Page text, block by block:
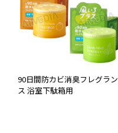
90日間防カビ消臭フレグラン
ス 浴室下駄箱用